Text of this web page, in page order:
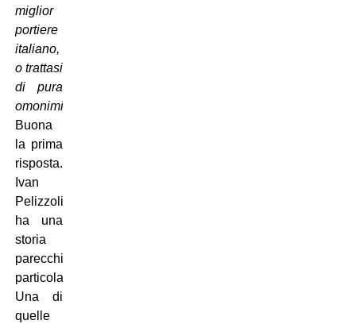
miglior
portiere
italiano,
o trattasi
di pura
omonimia
Buona
la prima
risposta.
Ivan
Pelizzoli
ha una
storia
parecchio
particolare.
Una di
quelle